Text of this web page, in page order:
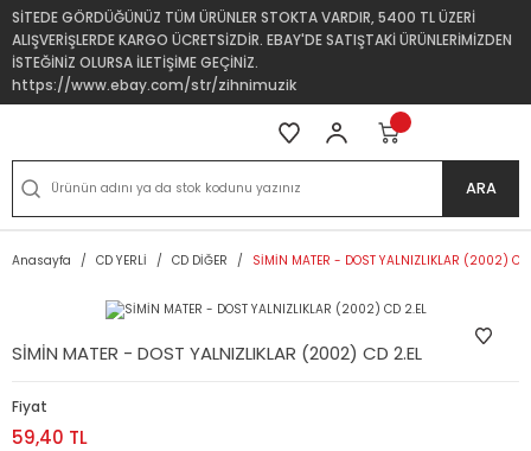
SİTEDE GÖRDÜĞÜNÜZ TÜM ÜRÜNLER STOKTA VARDIR, 5400 TL ÜZERİ
ALIŞVERİŞLERDE KARGO ÜCRETSİZDİR. EBAY'DE SATIŞTAKİ ÜRÜNLERİMİZDEN
İSTEĞİNİZ OLURSA İLETİŞİME GEÇİNİZ.
https://www.ebay.com/str/zihnimuzik
ARA
Anasayfa CD YERLİ CD DİĞER SİMİN MATER - DOST YALNIZLIKLAR (2002) CD
SİMİN MATER - DOST YALNIZLIKLAR (2002) CD 2.EL
Fiyat
59,40 TL